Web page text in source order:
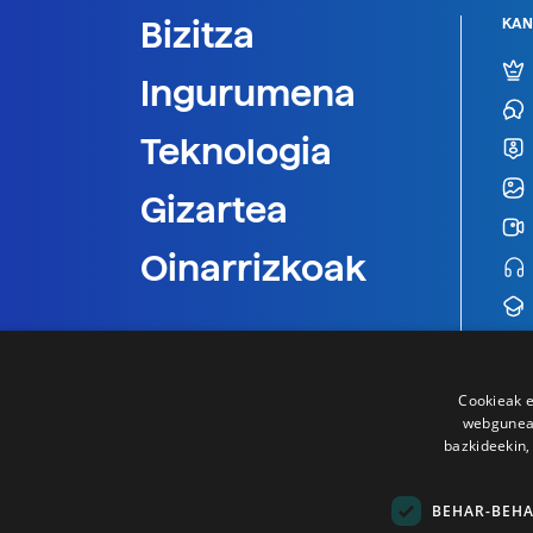
Bizitza
Ingurumena
Teknologia
Gizartea
Oinarrizkoak
Cookieak
BEHAR-